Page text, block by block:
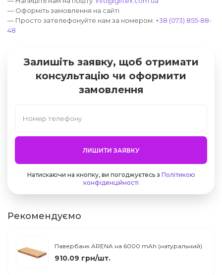
— Оформіть замовлення на сайті
— Просто зателефонуйте нам за номером: +38 (073) 855-88-
48
Залишіть заявку, щоб отримати
консультацію чи оформити
замовлення
ЛИШИТИ ЗАЯВКУ
Натискаючи на кнопку, ви погоджуєтесь з Політикою
конфіденційності
Рекомендуємо
Павербанк ARENA на 6000 mAh (натуральний)
910.09 грн/шт.